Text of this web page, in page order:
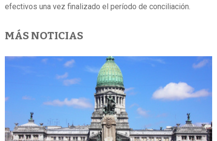
efectivos una vez finalizado el período de conciliación.
MÁS NOTICIAS